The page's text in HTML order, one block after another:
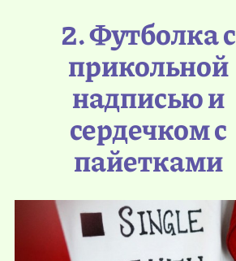
2. Футболка с
прикольной
надписью и
сердечком с
пайетками